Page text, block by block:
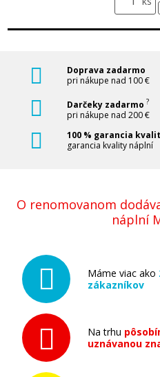
Doprava zadarmo
pri nákupe nad 100 €
Darčeky zadarmo ?
pri nákupe nad 200 €
100 % garancia
garancia kvality náplní
O renomovanom
náplní
Máme viac ako
zákazníkov
Na trhu
uznávanou